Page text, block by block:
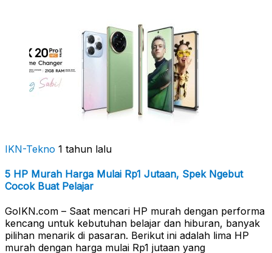
IKN-Tekno 1 tahun lalu
5 HP Murah Harga Mulai Rp1 Jutaan, Spek Ngebut
Cocok Buat Pelajar
GoIKN.com – Saat mencari HP murah dengan performa
kencang untuk kebutuhan belajar dan hiburan, banyak
pilihan menarik di pasaran. Berikut ini adalah lima HP
murah dengan harga mulai Rp1 jutaan yang